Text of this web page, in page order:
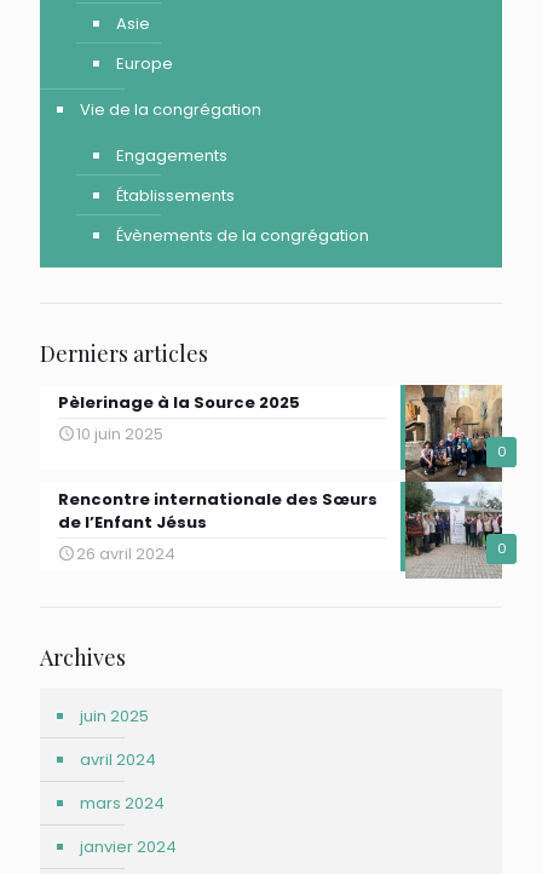
Asie
Europe
Vie de la congrégation
Engagements
Établissements
Évènements de la congrégation
Derniers articles
0
Pèlerinage à la Source 2025
10 juin 2025
0
Rencontre internationale des Sœurs
de l’Enfant Jésus
26 avril 2024
Archives
juin 2025
avril 2024
mars 2024
janvier 2024